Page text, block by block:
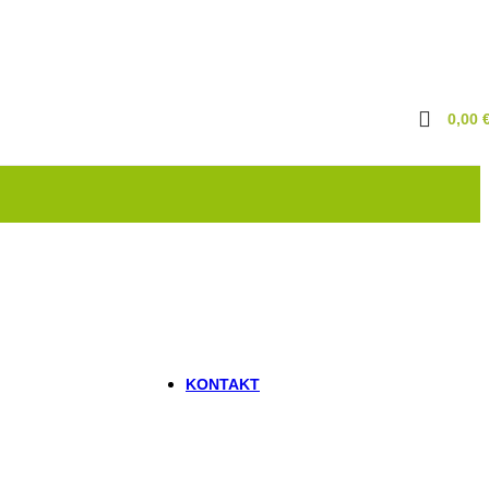
Fliegende Insekten
Rückstauklappen
KONTAKT
0,00